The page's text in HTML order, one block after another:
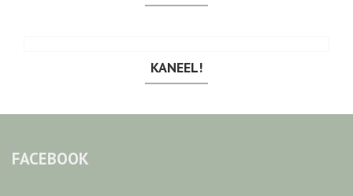
KANEEL!
FACEBOOK